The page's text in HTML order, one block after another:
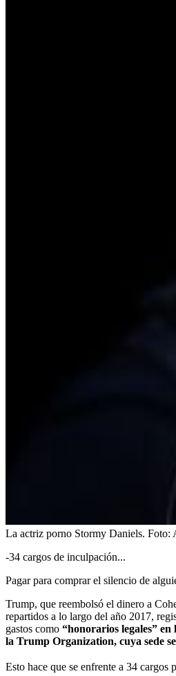
La actriz porno Stormy Daniels. Foto:
-34 cargos de inculpación...
Pagar para comprar el silencio de
Trump, que reembolsó el dinero a
repartidos a lo largo del año 2017,
gastos como “honorarios legales” en
la Trump Organization, cuya sede
Esto hace que se enfrente a 34 cargos